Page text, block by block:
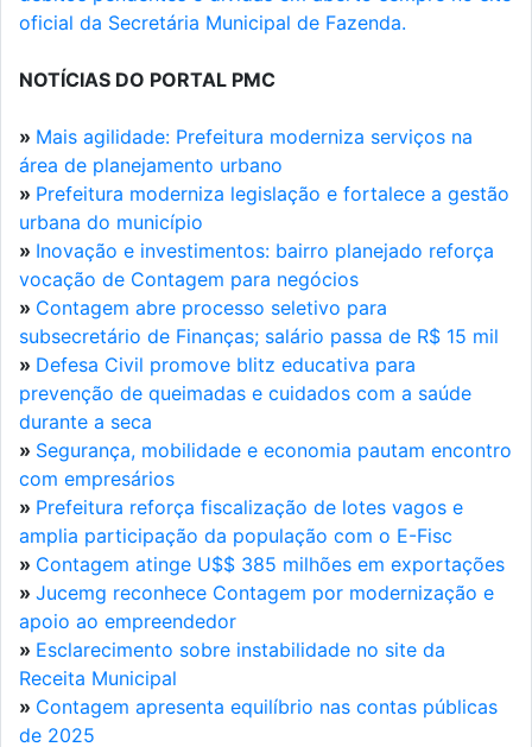
oficial da Secretária Municipal de Fazenda.
NOTÍCIAS DO PORTAL PMC
» Mais agilidade: Prefeitura moderniza serviços na
área de planejamento urbano
» Prefeitura moderniza legislação e fortalece a gestão
urbana do município
» Inovação e investimentos: bairro planejado reforça
vocação de Contagem para negócios
» Contagem abre processo seletivo para
subsecretário de Finanças; salário passa de R$ 15 mil
» Defesa Civil promove blitz educativa para
prevenção de queimadas e cuidados com a saúde
durante a seca
» Segurança, mobilidade e economia pautam encontro
com empresários
» Prefeitura reforça fiscalização de lotes vagos e
amplia participação da população com o E-Fisc
» Contagem atinge U$$ 385 milhões em exportações
» Jucemg reconhece Contagem por modernização e
apoio ao empreendedor
» Esclarecimento sobre instabilidade no site da
Receita Municipal
» Contagem apresenta equilíbrio nas contas públicas
de 2025